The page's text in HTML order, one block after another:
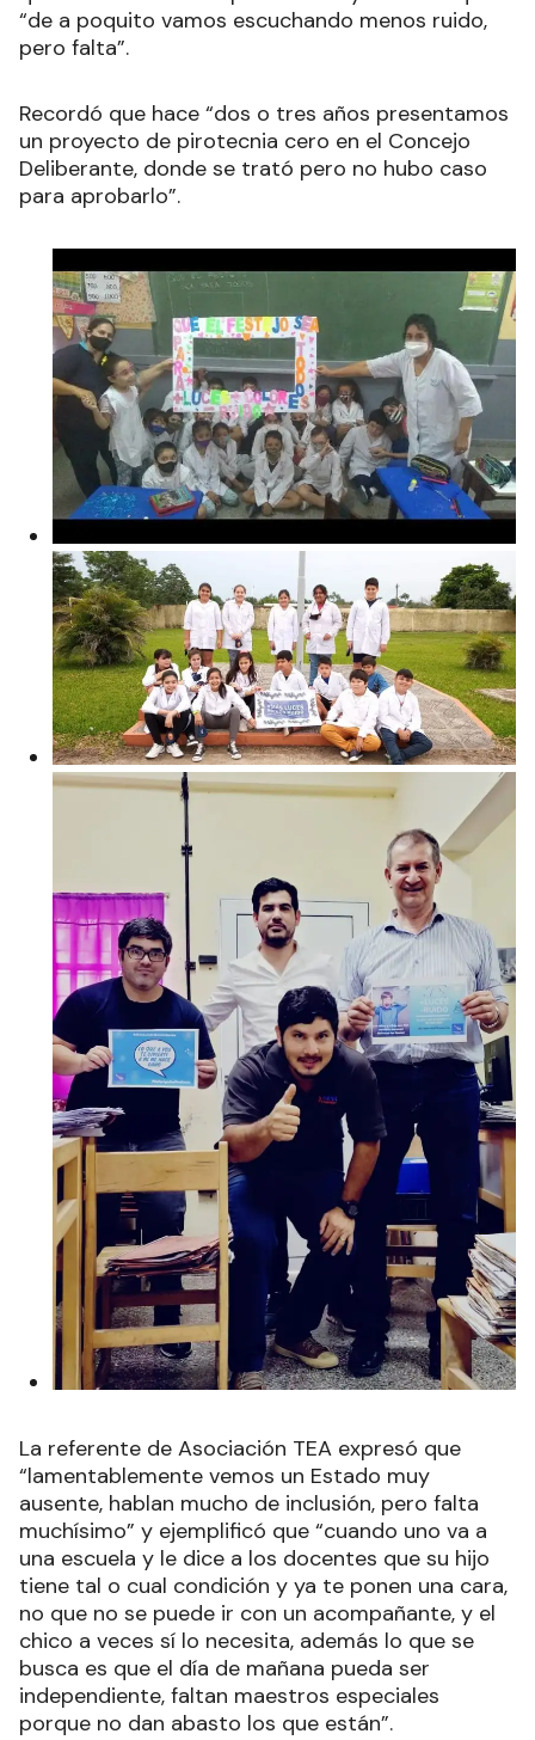
“de a poquito vamos escuchando menos ruido,
pero falta”.
Recordó que hace “dos o tres años presentamos
un proyecto de pirotecnia cero en el Concejo
Deliberante, donde se trató pero no hubo caso
para aprobarlo”.
La referente de Asociación TEA expresó que
“lamentablemente vemos un Estado muy
ausente, hablan mucho de inclusión, pero falta
muchísimo” y ejemplificó que “cuando uno va a
una escuela y le dice a los docentes que su hijo
tiene tal o cual condición y ya te ponen una cara,
no que no se puede ir con un acompañante, y el
chico a veces sí lo necesita, además lo que se
busca es que el día de mañana pueda ser
independiente, faltan maestros especiales
porque no dan abasto los que están”.